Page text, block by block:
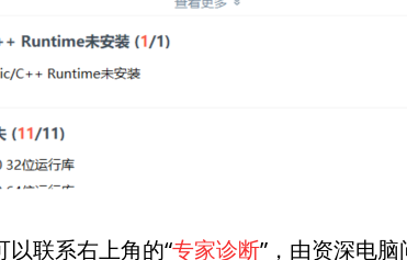
联系右上角的“专家诊断”，由资深电脑